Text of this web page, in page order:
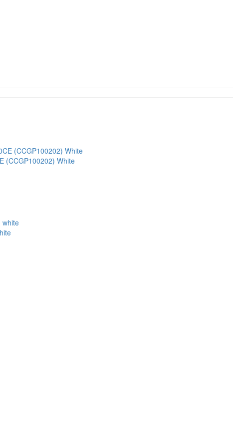
(CCGP100202) White